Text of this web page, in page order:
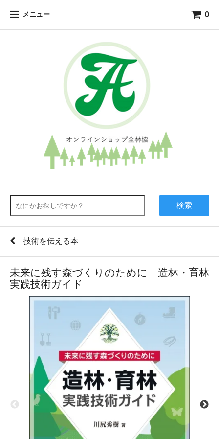
メニュー 0
検索
技術を伝える本
未来に残す森づくりのために 造林・育林
実践技術ガイド